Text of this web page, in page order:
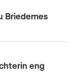
Briedemes
eng